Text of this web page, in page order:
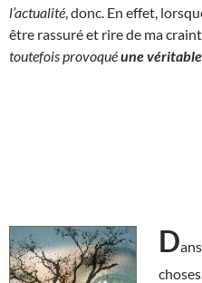
l’actualité , donc. En effet,
être rassuré et rire de ma
toutefois provoquéunevéritable
D